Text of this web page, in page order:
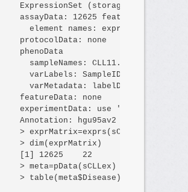
    ExpressionSet (
storageMode
assayData : 12625 features
element
names :
exprs
protocolData :
none
phenoData
sampleNames : CLL11.CEL
varLabels : SampleID
varMetadata :
labelDescription
featureData :
none
experimentData : use '
Annotation :
hgu95av2
>
exprMatrix=exprs( sCLLex
> dim(exprMatrix )
1 12625
22
>
meta=pData( sCLLex )
> table(meta$Disease )